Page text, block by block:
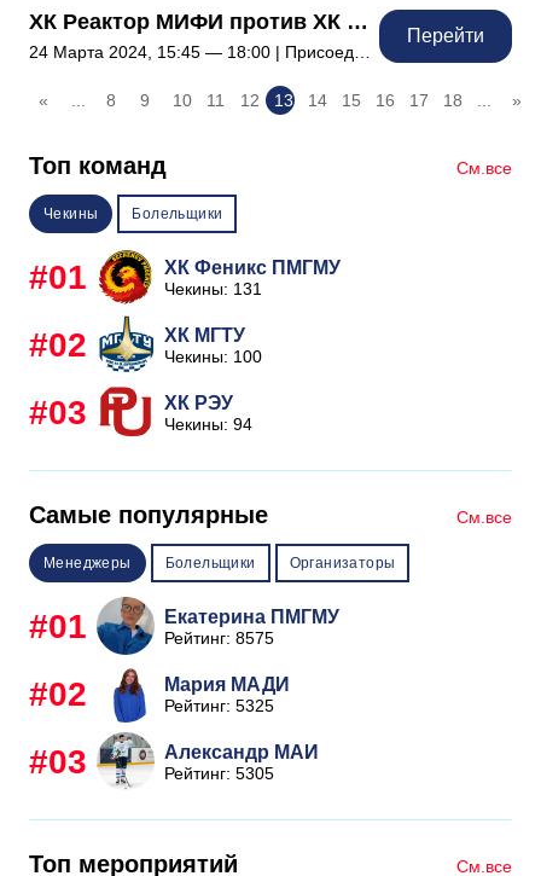
ХК Реактор МИФИ против ХК ГУУ
Перейти
« 8 9 10 11 12 13 14 15 16 17 18 »
Топ команд См.все
Чекины Болельщики
#01 ХК Феникс ПМГМУ
Чекины: 131
#02 ХК МГТУ
Чекины: 100
#03 ХК РЭУ
Чекины: 94
Самые популярные См.все
Менеджеры Болельщики Организаторы
#01 Екатерина ПМГМУ
Рейтинг: 8575
#02 Мария МАДИ
Рейтинг: 5325
#03 Александр МАИ
Рейтинг: 5305
Топ мероприятий См.все